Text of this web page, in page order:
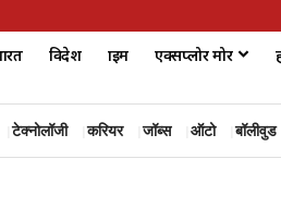
विदेश क्राइम एक्सप्लोर मोर
टेक्नोलॉजी करियर जॉब्स ऑटो बॉलीवुड